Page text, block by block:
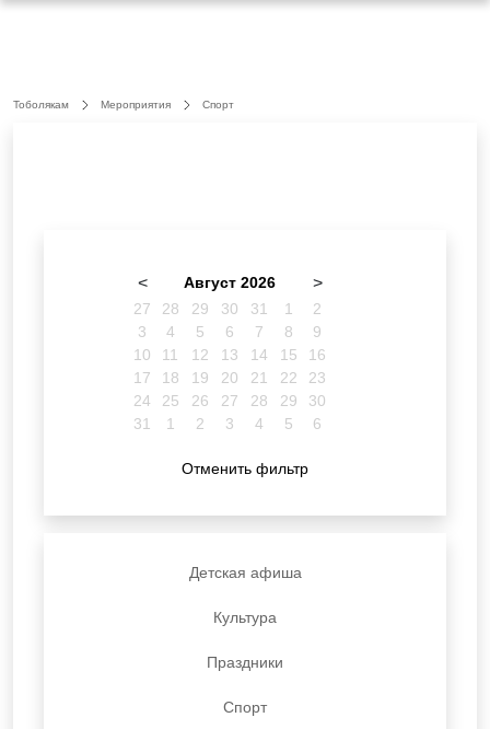
Тоболякам Мероприятия Спорт
< Август 2026 >
27 28 29 30 31 1
2
3
4 5 6 7 8
9
10
11 12 13 14 15
16
17
18 19 20 21 22
23
24
25 26 27 28 29
30
31
1 2 3 4 5 6
Отменить фильтр
Детская афиша
Культура
Праздники
Спорт